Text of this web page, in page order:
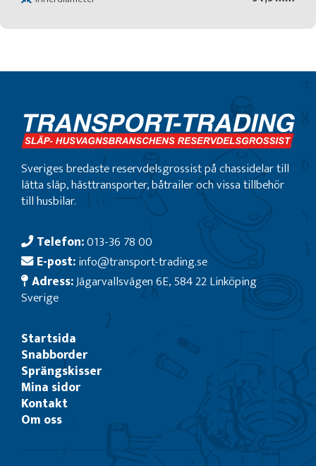
Sveriges bredaste reservdelsgrossist på chassidelar till
lätta släp, hästtransporter, båtrailer och vissa tillbehör
till husbilar.
Telefon:013-36 78 00
E-post:info@transport-trading.se
Adress:Jägarvallsvägen 6E, 584 22 Linköping
Sverige
Startsida
Snabborder
Sprängskisser
Mina sidor
Kontakt
Om oss